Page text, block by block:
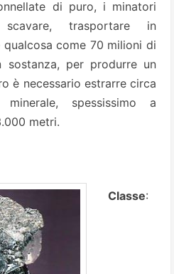
di puro, i minatori
trasportare in
come 70 milioni di
per produrre un
è necessario estrarre circa
spessissimo a
metri.
Classe: